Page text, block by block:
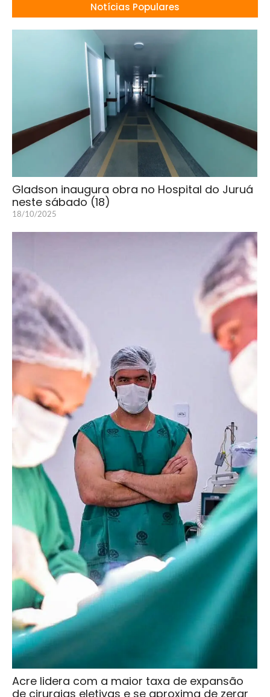
Notícias Populares
Gladson inaugura obra no Hospital do Juruá
neste sábado (18)
18/10/2025
Acre lidera com a maior taxa de expansão
de cirurgias eletivas e se aproxima de zerar